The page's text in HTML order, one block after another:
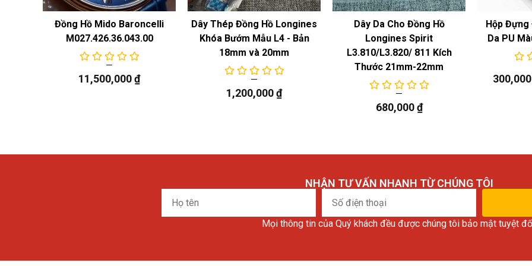
Đồng Hồ Mido Baroncelli
M027.426.36.043.00
11,500,000₫
Dây Thép Đồng Hồ Longines
Khóa Bướm Mẫu L4 - Bản
18mm và 20mm
1,200,000₫
Dây Da Cho Đồng Hồ
Longines Spirit
L3.810/L3.820/ 811 Kích
Thước 21mm-22mm
680,000₫
Hộp Đựng
Da PU
NHẬN TƯ VẤN NHANH TỪ CHÚNG TÔI
Họ
tên
Số
điện
Mọi thông tin của Quý khách đều được chúng tôi bảo mật tuyệt